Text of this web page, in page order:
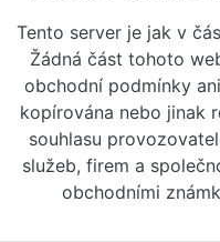
Tento server je jak v
Žádná část tohoto
obchodní podmínky
kopírována nebo jinak
souhlasu
služeb, firem a
obchodními